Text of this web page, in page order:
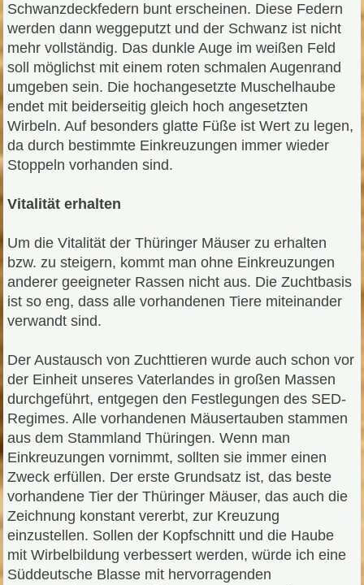
Schwanzdeckfedern bunt erscheinen. Diese Federn
werden dann weggeputzt und der Schwanz ist nicht
mehr vollständig. Das dunkle Auge im weißen Feld
soll möglichst mit einem roten schmalen Augenrand
umgeben sein. Die hochangesetzte Muschelhaube
endet mit beiderseitig gleich hoch angesetzten
Wirbeln. Auf besonders glatte Füße ist Wert zu legen,
da durch bestimmte Einkreuzungen immer wieder
Stoppeln vorhanden sind.
Vitalität erhalten
Um die Vitalität der Thüringer Mäuser zu erhalten
bzw. zu steigern, kommt man ohne Einkreuzungen
anderer geeigneter Rassen nicht aus. Die Zuchtbasis
ist so eng, dass alle vorhandenen Tiere miteinander
verwandt sind.
Der Austausch von Zuchttieren wurde auch schon vor
der Einheit unseres Vaterlandes in großen Massen
durchgeführt, entgegen den Festlegungen des SED-
Regimes. Alle vorhandenen Mäusertauben stammen
aus dem Stammland Thüringen. Wenn man
Einkreuzungen vornimmt, sollten sie immer einen
Zweck erfüllen. Der erste Grundsatz ist, das beste
vorhandene Tier der Thüringer Mäuser, das auch die
Zeichnung konstant vererbt, zur Kreuzung
einzustellen. Sollen der Kopfschnitt und die Haube
mit Wirbelbildung verbessert werden, würde ich eine
Süddeutsche Blasse mit hervorragenden